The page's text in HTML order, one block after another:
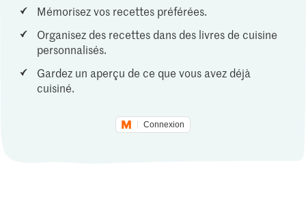
Mémorisez vos recettes préférées.
Organisez des recettes dans des livres de cuisine
personnalisés.
Gardez un aperçu de ce que vous avez déjà
cuisiné.
Connexion